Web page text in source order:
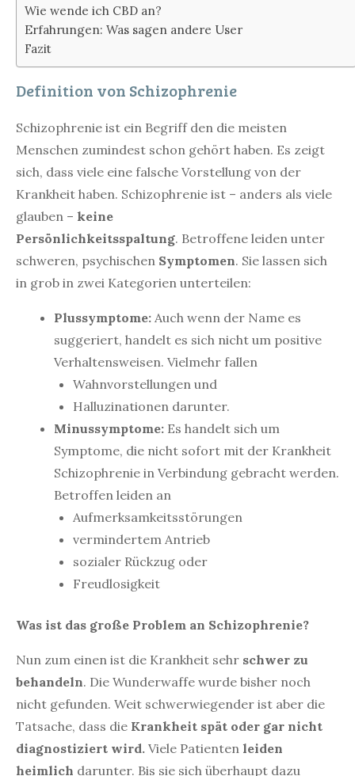
Wie wende ich CBD an?
Erfahrungen: Was sagen andere User
Fazit
Definition von Schizophrenie
Schizophrenie ist ein Begriff den die meisten
Menschen zumindest schon gehört haben. Es zeigt
sich, dass viele eine falsche Vorstellung von der
Krankheit haben. Schizophrenie ist – anders als viele
glauben – keine
Persönlichkeitsspaltung. Betroffene leiden unter
schweren, psychischen Symptomen. Sie lassen sich
in grob in zwei Kategorien unterteilen:
Plussymptome: Auch wenn der Name es
suggeriert, handelt es sich nicht um positive
Verhaltensweisen. Vielmehr fallen
Wahnvorstellungen und
Halluzinationen darunter.
Minussymptome: Es handelt sich um
Symptome, die nicht sofort mit der Krankheit
Schizophrenie in Verbindung gebracht werden.
Betroffen leiden an
Aufmerksamkeitsstörungen
vermindertem Antrieb
sozialer Rückzug oder
Freudlosigkeit
Was ist das große Problem an Schizophrenie?
Nun zum einen ist die Krankheit sehr schwer zu
behandeln. Die Wunderwaffe wurde bisher noch
nicht gefunden. Weit schwerwiegender ist aber die
Tatsache, dass die Krankheit spät oder gar nicht
diagnostiziert wird. Viele Patienten leiden
heimlich darunter. Bis sie sich überhaupt dazu